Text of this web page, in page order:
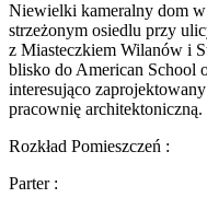
Niewielki kameralny dom
strzeżonym osiedlu przy
z Miasteczkiem Wilanów i
blisko do American School
interesująco
pracownię architektoniczną.
Rozkład Pomieszczeń :
Parter :